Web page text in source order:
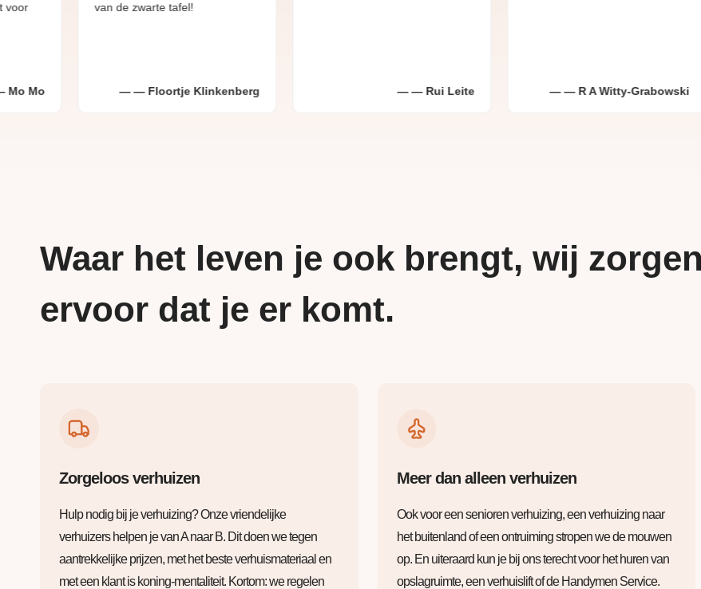
van de zwarte tafel!
Floortje Klinkenberg Rui Leite R A Witty-Grabowski
Waar het leven je ook brengt, wij zorgen
ervoor dat je er komt.
Zorgeloos verhuizen
Hulp nodig bij je verhuizing? Onze vriendelijke
verhuizers helpen je van A naar B. Dit doen we tegen
aantrekkelijke prijzen, met het beste verhuismateriaal en
met een klant is koning-mentaliteit. Kortom: we regelen
Meer dan alleen verhuizen
Ook voor een senioren verhuizing, een verhuizing naar
het buitenland of een ontruiming stropen we de mouwen
op. En uiteraard kun je bij ons terecht voor het huren van
opslagruimte, een verhuislift of de Handymen Service.